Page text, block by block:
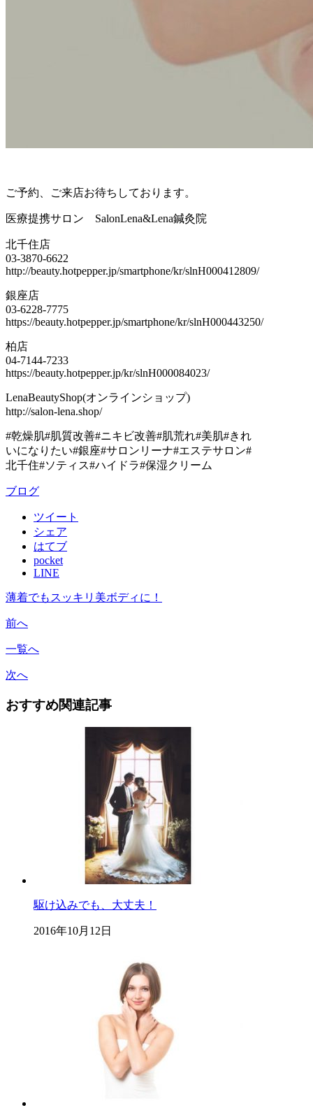
ご予約、ご来店お待ちしております。
医療提携サロン SalonLena&Lena鍼灸院
北千住店
03-3870-6622
http://beauty.hotpepper.jp/smartphone/kr/slnH000412809/
銀座店
03-6228-7775
https://beauty.hotpepper.jp/smartphone/kr/slnH000443250/
柏店
04-7144-7233
https://beauty.hotpepper.jp/kr/slnH000084023/
LenaBeautyShop(オンラインショップ)
http://salon-lena.shop/
#乾燥肌#肌質改善#ニキビ改善#肌荒れ#美肌#きれ
いになりたい#銀座#サロンリーナ#エステサロン#
北千住#ソティス#ハイドラ#保湿クリーム
ブログ
ツイート
シェア
はてブ
pocket
LINE
薄着でもスッキリ美ボディに！
前へ
一覧へ
次へ
おすすめ関連記事
駆け込みでも、大丈夫！
2016年10月12日